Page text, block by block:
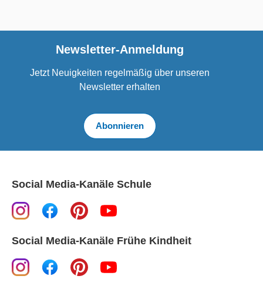
Newsletter-Anmeldung
Jetzt Neuigkeiten regelmäßig über unseren
Newsletter erhalten
Abonnieren
Social Media-Kanäle Schule
Social Media-Kanäle Frühe Kindheit